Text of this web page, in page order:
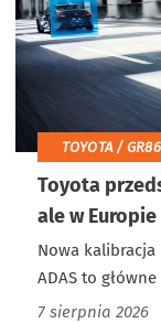
TOYOTA / GR86
Toyota
ale w
Nowa
ADAS to
7 sierpnia 2026